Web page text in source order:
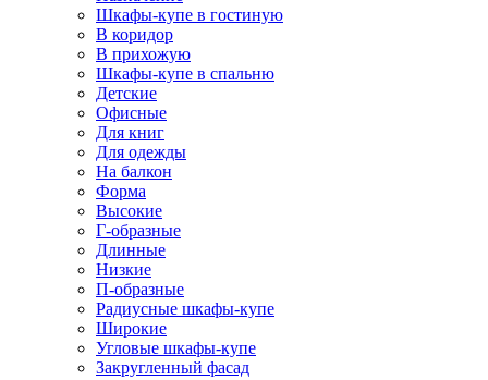
Шкафы-купе в гостиную
В коридор
В прихожую
Шкафы-купе в спальню
Детские
Офисные
Для книг
Для одежды
На балкон
Форма
Высокие
Г-образные
Длинные
Низкие
П-образные
Радиусные шкафы-купе
Широкие
Угловые шкафы-купе
Закругленный фасад